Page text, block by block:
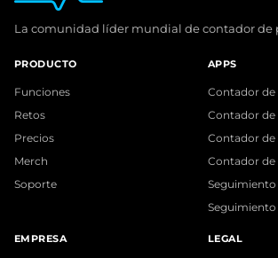
La comunidad líder mundial de contador de
PRODUCTO
Funciones
Retos
Precios
Merch
Soporte
APPS
Contador de
Contador de
Contador de
Contador de
Seguimiento
Seguimiento
EMPRESA LEGAL